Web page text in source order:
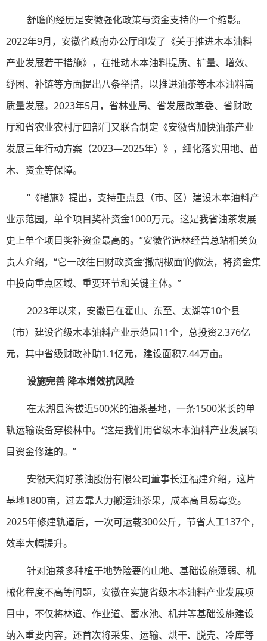
舒瞻的经历是安徽强化政策与资金支持的一个缩影。
2022年9月，安徽省政府办公厅印发了《关于推进木本油料
产业发展若干措施》，在推动木本油料提质、扩量、增效、
纾困、补链等方面提出八条举措，以推进油茶等木本油料高
质量发展。2023年5月，省林业局、省发展改革委、省财政
厅和省农业农村厅四部门又联合制定《安徽省加快油茶产业
发展三年行动方案（2023—2025年）》，细化落实用地、苗
木、资金等保障。
“《措施》提出，支持重点县（市、区）建设木本油料产
业示范园，单个项目奖补资金1000万元。这是我省油茶发展
史上单个项目奖补资金最高的。”安徽省造林经营总站相关负
责人介绍，“它一改往日财政资金‘撒胡椒面’的做法，将资金集
中投向重点区域、重要环节和关键主体。”
2023年以来，安徽已在霍山、东至、太湖等10个县
（市）建设省级木本油料产业示范园11个，总投资2.376亿
元，其中省级财政补助1.1亿元，建设面积7.44万亩。
设施完善 降本增效抗风险
在太湖县海拔近500米的油茶基地，一条1500米长的单
轨运输设备穿梭林中。“这是我们用省级木本油料产业发展项
目资金修建的。”
安徽天润好茶油股份有限公司董事长汪福建介绍，这片
基地1800亩，过去靠人力搬运油茶果，成本高且易霉变。
2025年修建轨道后，一次可运载300公斤，节省人工137个，
效率大幅提升。
针对油茶多种植于地势险要的山地、基础设施薄弱、机
械化程度不高等问题，安徽在实施省级木本油料产业发展项
目中，不仅将林道、作业道、蓄水池、机井等基础设施建设
纳入重要内容，还首次将采集、运输、烘干、脱壳、冷库等